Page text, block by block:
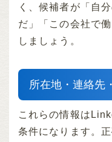
く、候補者が「自
だ」「この会社で
しましょう。
所在地・連絡先
これらの情報は
条件になります。